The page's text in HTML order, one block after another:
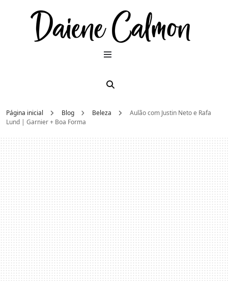
Página inicial Blog Beleza
Aulão com Justin Neto e Rafa
Lund | Garnier + Boa Forma